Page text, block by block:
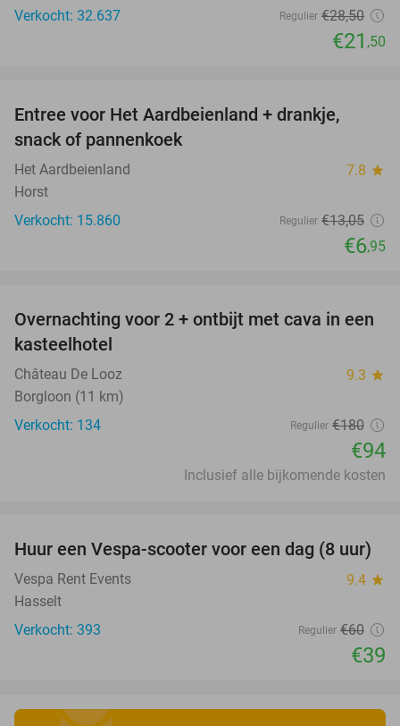
Verkocht: 32.637
Regulier €28,50
€21 ,50
Entree voor Het Aardbeienland + drankje,
snack of pannenkoek
Het Aardbeienland 7.8 star
Horst
Verkocht: 15.860
Regulier €13,05
€6,95
48%
Overnachting voor 2 + ontbijt met cava in een
kasteelhotel
Château De Looz 9.3 star
Borgloon (11 km)
Verkocht: 134
Regulier €180
€94
Inclusief alle bijkomende kosten
35%
Huur een Vespa-scooter voor een dag (8 uur)
Vespa Rent Events 9.4 star
Hasselt
Verkocht: 393
Regulier €60
€39